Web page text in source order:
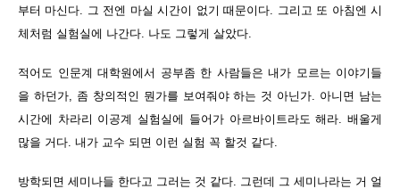
부터 마신다. 그 전엔 마실 시간이 없기 때문이다. 그리고 또 아침엔 시
체처럼 실험실에 나간다. 나도 그렇게 살았다.
적어도 인문계 대학원에서 공부좀 한 사람들은 내가 모르는 이야기들
을 하던가, 좀 창의적인 뭔가를 보여줘야 하는 것 아닌가. 아니면 남는
시간에 차라리 이공계 실험실에 들어가 아르바이트라도 해라. 배울게
많을 거다. 내가 교수 되면 이런 실험 꼭 할것 같다.
방학되면 세미나들 한다고 그러는 것 같다. 그런데 그 세미나라는 거 얼